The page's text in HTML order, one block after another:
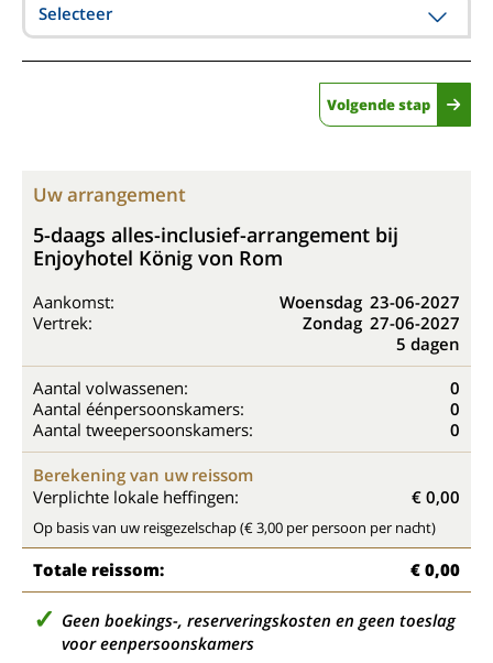
Selecteer
Volgende stap
Uw arrangement
5-daags alles-inclusief-arrangement bij
Enjoyhotel König von Rom
Aankomst: Woensdag 23-06-2027
Vertrek:
Zondag 27-06-2027
5 dagen
Aantal volwassenen:
0
Aantal éénpersoonskamers:
0
Aantal tweepersoonskamers:
0
Berekening van uw reissom
Verplichte lokale heffingen:
€ 0,00
Op basis van uw reisgezelschap (€ 3,00 per persoon per nacht)
Totale reissom: € 0,00
Geen boekings-, reserveringskosten en geen toeslag
voor eenpersoonskamers